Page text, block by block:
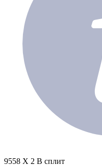
9558 X 2 В сплит